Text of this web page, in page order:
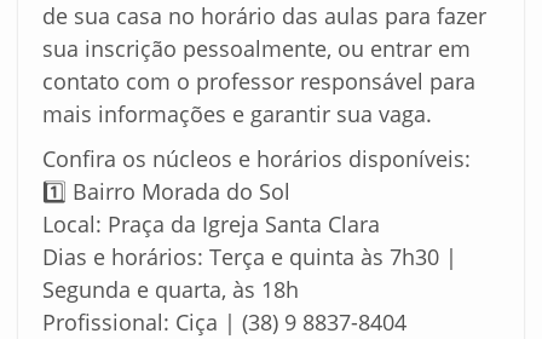
de sua casa no horário das aulas para fazer
sua inscrição pessoalmente, ou entrar em
contato com o professor responsável para
mais informações e garantir sua vaga.
Confira os núcleos e horários disponíveis:
1️⃣ Bairro Morada do Sol
Local: Praça da Igreja Santa Clara
Dias e horários: Terça e quinta às 7h30 |
Segunda e quarta, às 18h
Profissional: Ciça | (38) 9 8837-8404